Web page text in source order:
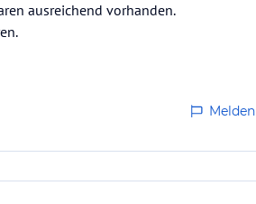
ausreichend vorhanden.
Melden